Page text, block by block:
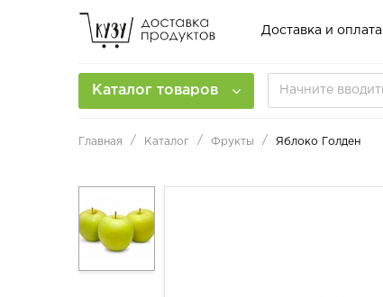
Доставка и оплата
Каталог товаров
Главная Каталог Фрукты Яблоко Голден